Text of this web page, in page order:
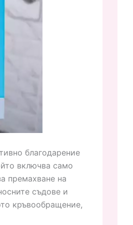
благодарение
включва само
премахване на
съдове и
кръвообращение,